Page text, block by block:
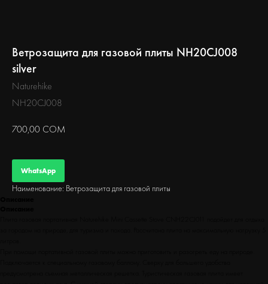
Ветрозащита для газовой плиты NH20CJ008
silver
Naturehike
NH20CJ008
700,00 СОМ
WhatsApp
Наименование: Ветрозащита для газовой плиты